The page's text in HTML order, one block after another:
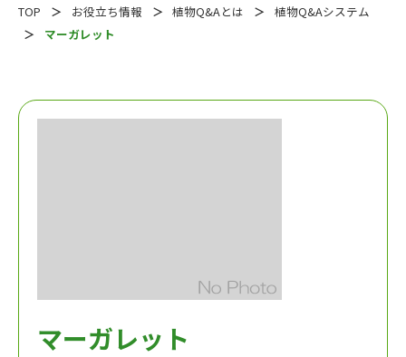
TOP お役立ち情報 植物Q&Aとは
植物Q&Aシステム
マーガレット
マーガレット